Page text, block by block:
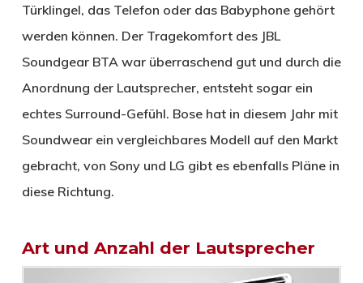
Türklingel, das Telefon oder das Babyphone gehört
werden können. Der Tragekomfort des JBL
Soundgear BTA war überraschend gut und durch die
Anordnung der Lautsprecher, entsteht sogar ein
echtes Surround-Gefühl. Bose hat in diesem Jahr mit
Soundwear ein vergleichbares Modell auf den Markt
gebracht, von Sony und LG gibt es ebenfalls Pläne in
diese Richtung.
Art und Anzahl der Lautsprecher